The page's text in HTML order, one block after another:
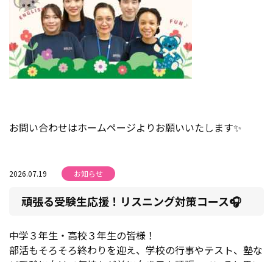
お問い合わせはホームページよりお願いいたします✨
2026.07.19 お知らせ
頑張る受験生応援！リスニング対策コース🎧
中学３年生・高校３年生の皆様！
部活もそろそろ終わりを迎え、学校の行事やテスト、塾な